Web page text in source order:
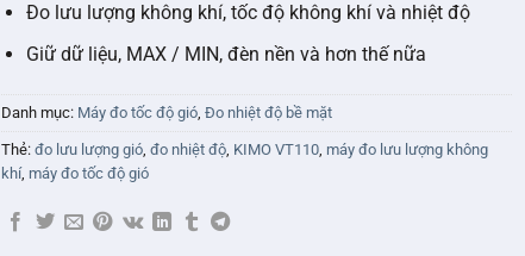
Đo lưu lượng không khí, tốc độ không khí và nhiệt độ
Giữ dữ liệu, MAX / MIN, đèn nền và hơn thế nữa
Danh mục: Máy đo tốc độ gió Đo nhiệt độ bề mặt
Thẻ: đo lưu lượng gió đo nhiệt độ KIMO VT110 máy đo lưu lượng không
khí, máy đo tốc độ gió